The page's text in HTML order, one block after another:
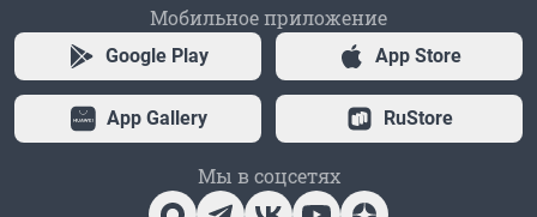
Мобильное приложение
Google Play App Store
App Gallery RuStore
Мы в соцсетях